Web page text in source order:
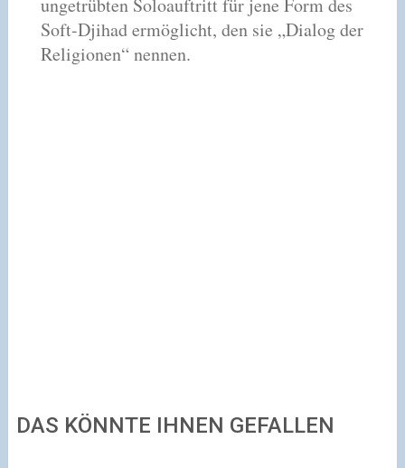
ungetrübten Soloauftritt für jene Form des
Soft-Djihad ermöglicht, den sie „Dialog der
Religionen“ nennen.
DAS KÖNNTE IHNEN GEFALLEN